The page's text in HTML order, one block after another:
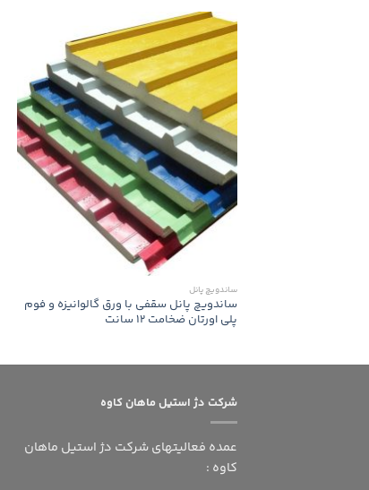
ساندویچ پانل
ساندویچ پانل سقفی با ورق گالوانیزه و فوم
پلی اورتان ضخامت 12 سانت
شرکت دژ استیل ماهان کاوه
عمده فعالیتهای شرکت دژ استیل ماهان
کاوه :